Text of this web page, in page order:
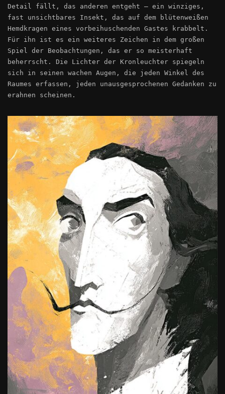
Detail fällt, das anderen entgeht – ein winziges,
fast unsichtbares Insekt, das auf dem blütenweißen
Hemdkragen eines vorbeihuschenden Gastes krabbelt.
Für ihn ist es ein weiteres Zeichen in dem großen
Spiel der Beobachtungen, das er so meisterhaft
beherrscht. Die Lichter der Kronleuchter spiegeln
sich in seinen wachen Augen, die jeden Winkel des
Raumes erfassen, jeden unausgesprochenen Gedanken zu
erahnen scheinen.